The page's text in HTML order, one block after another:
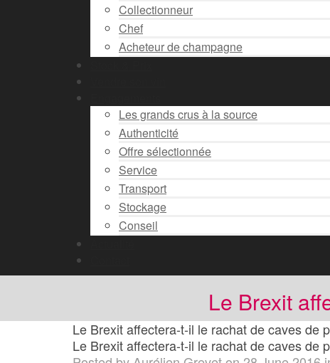
Collectionneur
Chef
Acheteur de champagne
Les grands crus à la source
Authenticité
Offre sélectionnée
Service
Transport
Stockage
Conseil
Le Brexit
Le Brexit affectera-t-il le rachat de caves de
Le Brexit affectera-t-il le rachat de caves de